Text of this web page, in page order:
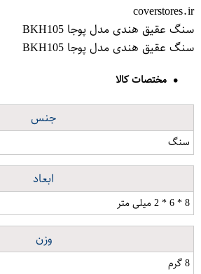
coverstores.ir
سنگ عقیق هندی مدل پوجا BKH105
سنگ عقیق هندی مدل پوجا BKH105
مختصات کالا
جنس
سنگ
ابعاد
8 * 6 * 2 میلی متر
وزن
8 گرم